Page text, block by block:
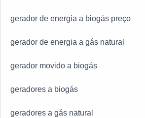
gerador de energia a biogás preço
gerador de energia a gás natural
gerador movido a biogás
geradores a biogás
geradores a gás natural